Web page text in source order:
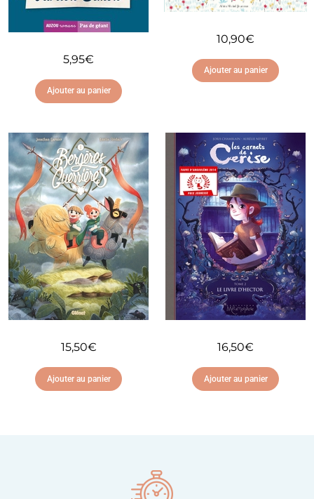
5,95€
Ajouter au panier
Ajouter à ma liste
d'envies
10,90€
Ajouter au panier
Ajouter à ma liste
d'envies
15,50€
Ajouter au panier
16,50€
Ajouter au panier